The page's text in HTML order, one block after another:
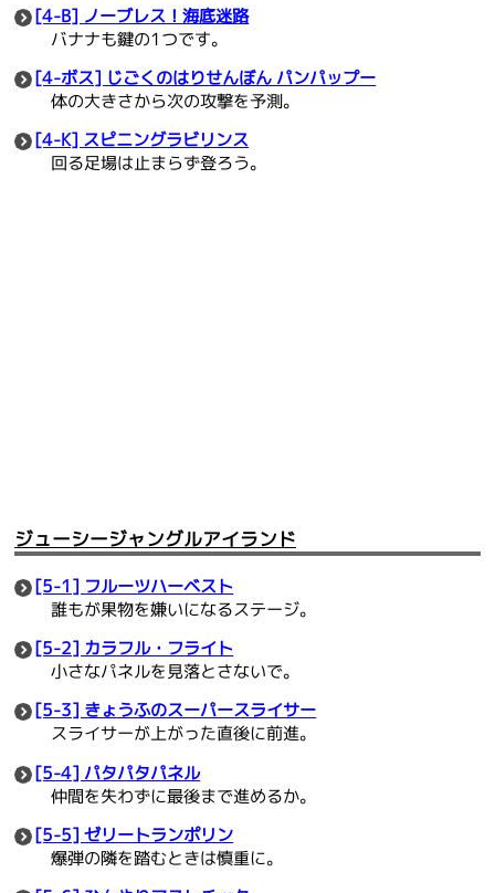
[4-B] ノーブレス！海底迷路
バナナも鍵の1つです。
[4-ボス] じごくのはりせんぼん パンパップー
体の大きさから次の攻撃を予測。
[4-K] スピニングラビリンス
回る足場は止まらず登ろう。
ジューシージャングルアイランド
[5-1] フルーツハーベスト
誰もが果物を嫌いになるステージ。
[5-2] カラフル・フライト
小さなパネルを見落とさないで。
[5-3] きょうふのスーパースライサー
スライサーが上がった直後に前進。
[5-4] パタパタパネル
仲間を失わずに最後まで進めるか。
[5-5] ゼリートランポリン
爆弾の隣を踏むときは慎重に。